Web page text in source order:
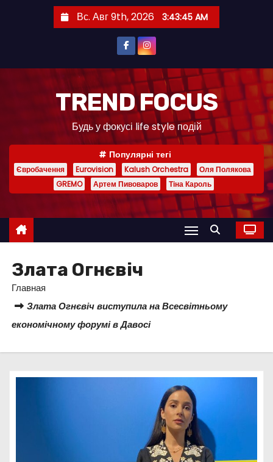
и
Вс. Авг 9th, 2026 3:43:46 AM
TREND FOCUS
Будь у фокусі life style подій
Популярні тегі
Євробачення Eurovision Kalush Orchestra
Оля Полякова
GREMO
Артем Пивоваров Тіна Кароль
Злата Огнєвіч
Главная
Злата Огнєвіч виступила на Всесвітньому
економічному форумі в Давосі